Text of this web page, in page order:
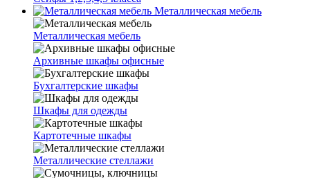
Металлическая мебель
Металлическая мебель
Архивные шкафы офисные
Бухгалтерские шкафы
Шкафы для одежды
Картотечные шкафы
Металлические стеллажи